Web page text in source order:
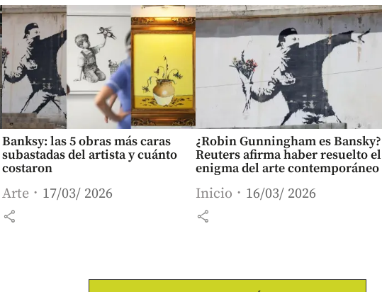
Banksy: las 5 obras más caras
subastadas del artista y cuánto
costaron
Arte 17/03/ 2026
share
¿Robin Gunningham es Bansky?
Reuters afirma haber resuelto el
enigma del arte contemporáneo
Inicio 16/03/ 2026
share